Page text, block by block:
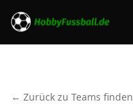
← Zurück zu Teams finden